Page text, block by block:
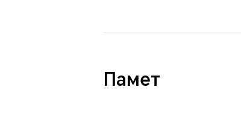
Памет